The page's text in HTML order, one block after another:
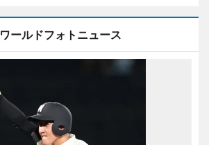
ワールドフォトニュース